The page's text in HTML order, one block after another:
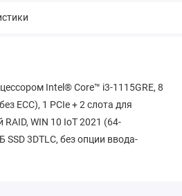
Intel® Core™ i3-1115GRE, 8
ECC), 1 PCIe + 2 слота для
WIN 10 IoT 2021 (64-
SSD 3DTLC, без опции ввода-